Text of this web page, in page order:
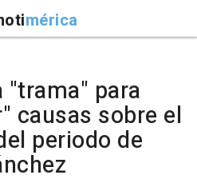
mérica
"trama" para
causas sobre el
periodo de